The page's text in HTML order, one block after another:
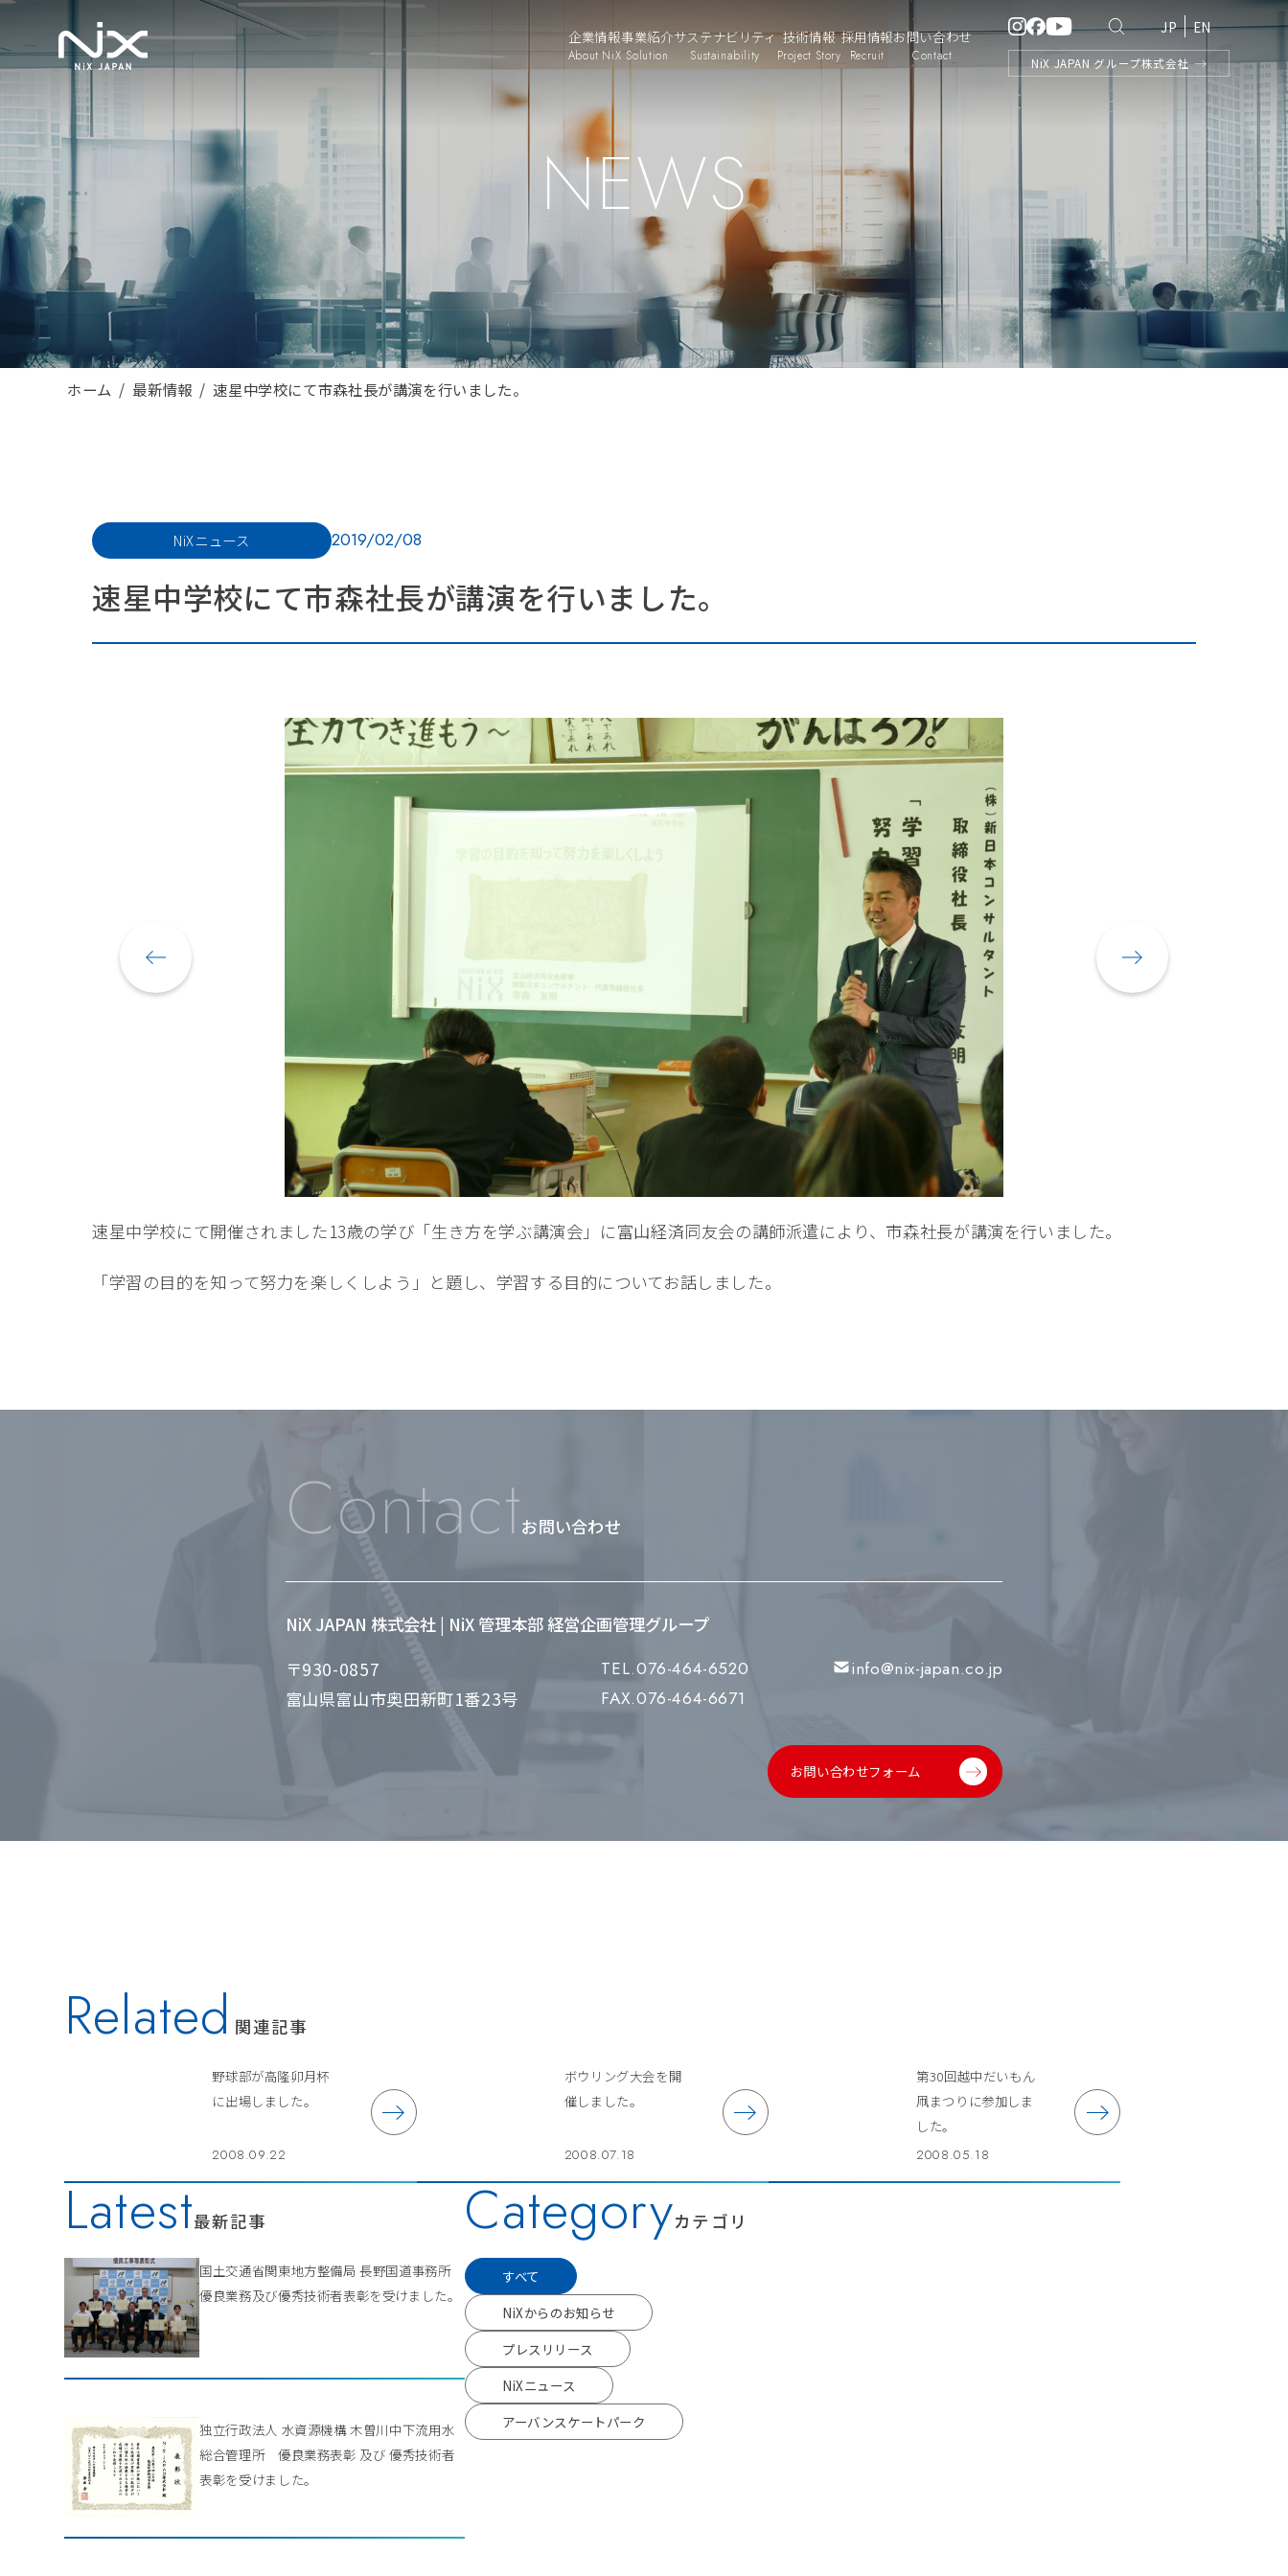
企業情報
About NiX
事業紹介
Solution
サステナビリティ
Sustainability
技術情報
Project Story
採用情報
Recruit
お問い合わせ
Contact
EN
JP
NiX JAPAN グループ株式会社
NEWS
ホーム 最新情報 速星中学校にて市森社長が講演を行いました。
NiXニュース 2019/02/08
速星中学校にて市森社長が講演を行いました。
速星中学校にて開催されました13歳の学び「生き方を学ぶ講演会」に富山経済同友会の講師派遣により、市森社長が講演を行いました。
「学習の目的を知って努力を楽しくしよう」と題し、学習する目的についてお話しました。
Contactお問い合わせ
NiX JAPAN 株式会社 | NiX 管理本部 経営企画管理グループ
〒930-0857
富山県富山市奥田新町1番23号
TEL.076-464-6520
FAX.076-464-6671
info@nix-japan.co.jp
お問い合わせフォーム
Related 関連記事
野球部が高隆卯月杯
に出場しました。
2008.09.22
ボウリング大会を開
催しました。
2008.07.18
第30回越中だいもん
凧まつりに参加しま
した。
2008.05.18
Latest最新記事
国土交通省関東地方整備局 長野国道事務所
優良業務及び優秀技術者表彰を受けました。
独立行政法人 水資源機構 木曽川中下流用水
総合管理所 優良業務表彰 及び 優秀技術者
表彰を受けました。
Categoryカテゴリ
すべて
NiXからのお知らせ
プレスリリース
NiXニュース
アーバンスケートパーク